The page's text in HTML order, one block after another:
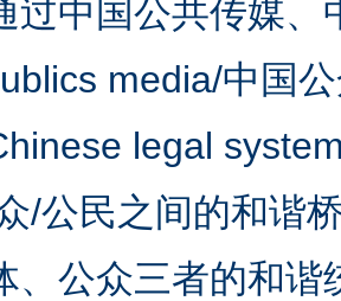
过中国公共传媒
media/中国
legal
/公民之间的和谐
、公众三者的和谐